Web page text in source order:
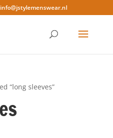
info@jstylemenswear.nl
“long sleeves”